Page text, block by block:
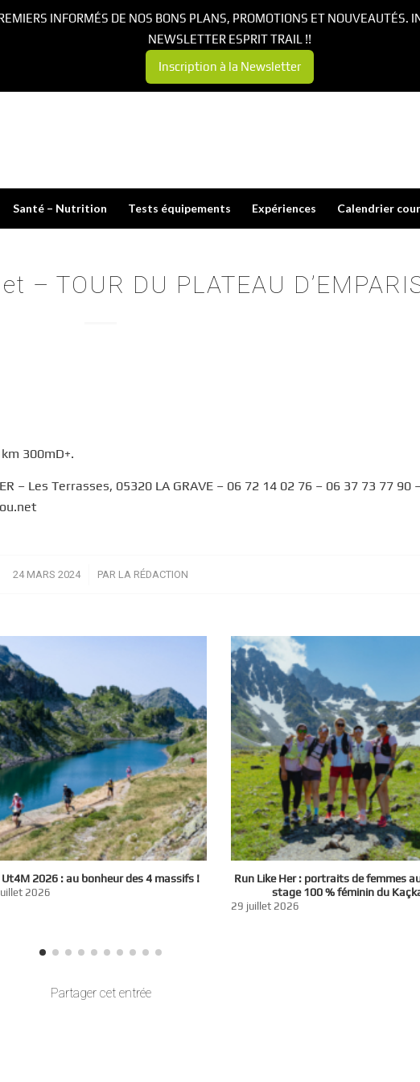
Santé – Nutrition Tests équipements Expériences Calendrier
– TOUR DU PLATEAU
300mD+.
– Les Terrasses, 05320 LA GRAVE – 06 72 14 02 76 – 06 37 73 77 90
24 MARS 2024
/ PAR LA RÉDACTION
Ut4M 2026 : au bonheur des 4 massifs !
2026
Run Like Her : portraits de femmes
stage 100 % féminin du
29 juillet 2026
Partager cet entrée
INFORMÉS DE NOS BONS PLANS, PROMOTIONS ET NOUVEAUTÉS.
NEWSLETTER ESPRIT TRAIL !!
Inscription à la Newsletter